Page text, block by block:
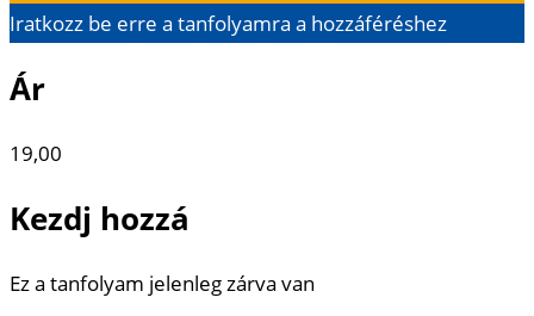
Iratkozz be erre a tanfolyamra a hozzáféréshez
Ár
19,00
Kezdj hozzá
Ez a tanfolyam jelenleg zárva van